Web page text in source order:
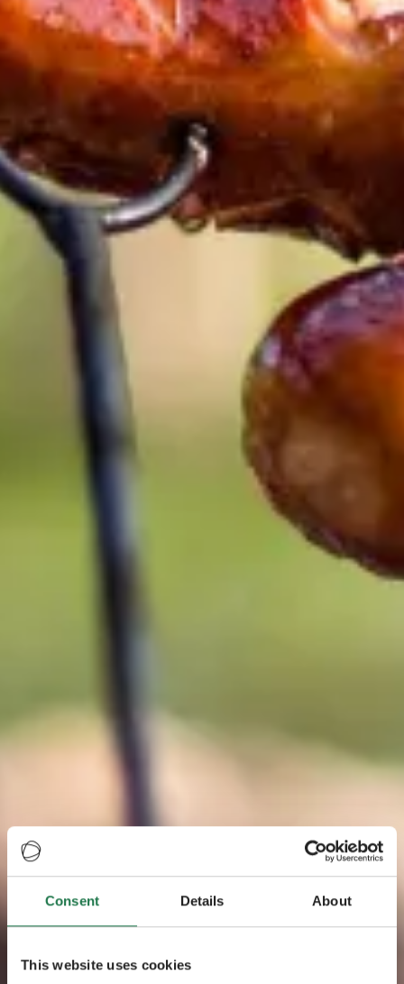
Consent Details About
This website uses cookies